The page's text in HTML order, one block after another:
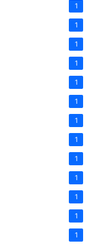
1
1
1
1
1
1
1
1
1
1
1
1
1